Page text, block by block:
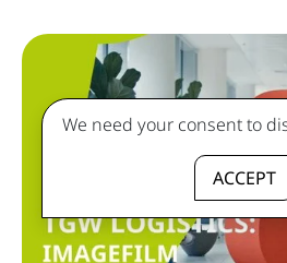
We need your consent to
ACCEPT